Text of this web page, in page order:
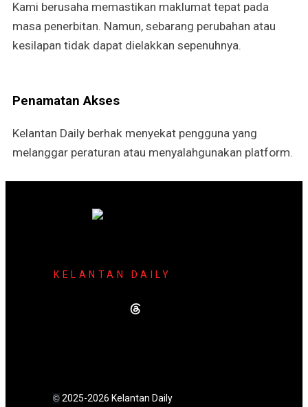
Kami berusaha memastikan maklumat tepat pada
masa penerbitan. Namun, sebarang perubahan atau
kesilapan tidak dapat dielakkan sepenuhnya.
Penamatan Akses
Kelantan Daily berhak menyekat pengguna yang
melanggar peraturan atau menyalahgunakan platform.
KELANTAN DAILY
©2025-2026 Kelantan Daily